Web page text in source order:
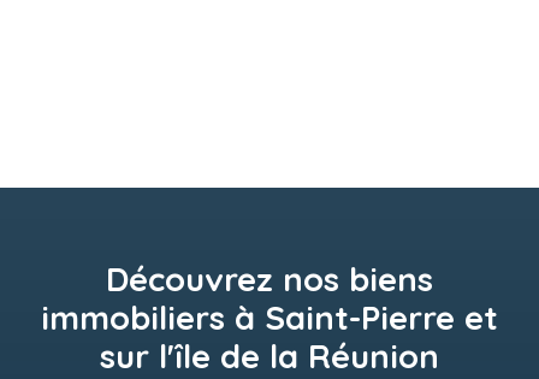
Découvrez nos biens
immobiliers à Saint-Pierre et
sur l'île de la Réunion